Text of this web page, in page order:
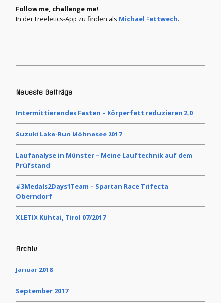
Follow me, challenge me!
In der Freeletics-App zu finden als Michael Fettwech.
Neueste Beiträge
Intermittierendes Fasten – Körperfett reduzieren 2.0
Suzuki Lake-Run Möhnesee 2017
Laufanalyse in Münster – Meine Lauftechnik auf dem
Prüfstand
#3Medals2Days1Team – Spartan Race Trifecta
Oberndorf
XLETIX Kühtai, Tirol 07/2017
Archiv
Januar 2018
September 2017